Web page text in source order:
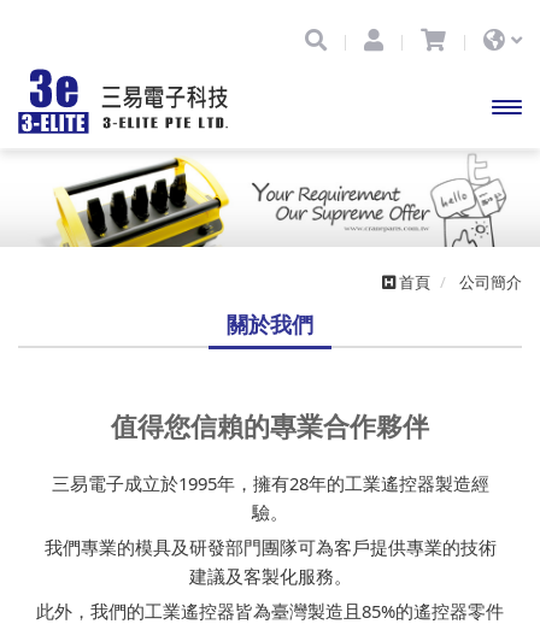
主選
單
首頁 公司簡介
關於我們
值得您信賴的專業合作夥伴
三易電子成立於1995年，擁有28年的工業遙控器製造經
驗。
我們專業的模具及研發部門團隊可為客戶提供專業的技術
建議及客製化服務。
此外，我們的工業遙控器皆為臺灣製造且85%的遙控器零件